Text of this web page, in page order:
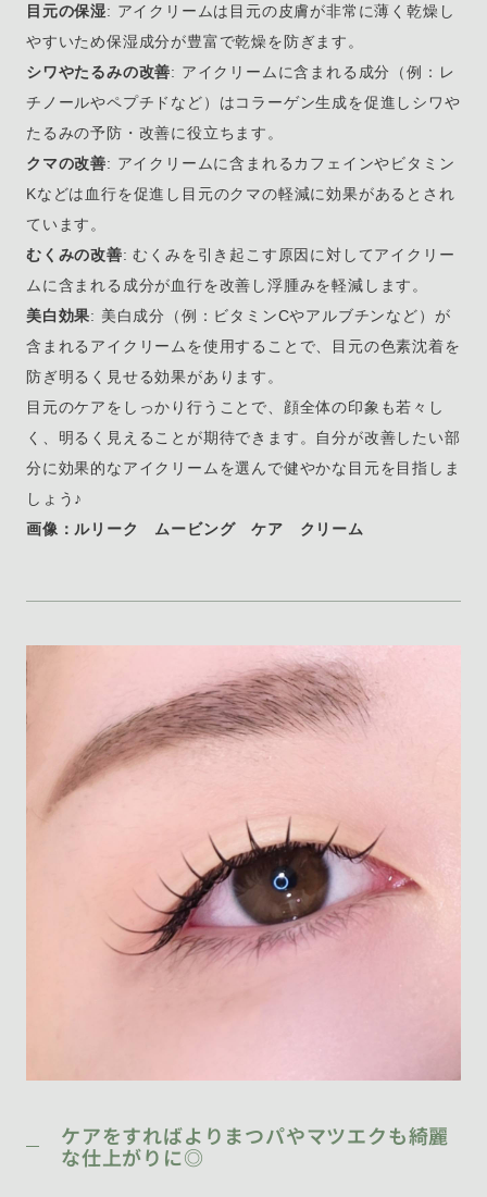
目元の保湿: アイクリームは目元の皮膚が非常に薄く乾燥し
やすいため保湿成分が豊富で乾燥を防ぎます。
シワやたるみの改善: アイクリームに含まれる成分（例：レ
チノールやペプチドなど）はコラーゲン生成を促進しシワや
たるみの予防・改善に役立ちます。
クマの改善: アイクリームに含まれるカフェインやビタミン
Kなどは血行を促進し目元のクマの軽減に効果があるとされ
ています。
むくみの改善: むくみを引き起こす原因に対してアイクリー
ムに含まれる成分が血行を改善し浮腫みを軽減します。
美白効果: 美白成分（例：ビタミンCやアルブチンなど）が
含まれるアイクリームを使用することで、目元の色素沈着を
防ぎ明るく見せる効果があります。
目元のケアをしっかり行うことで、顔全体の印象も若々し
く、明るく見えることが期待できます。自分が改善したい部
分に効果的なアイクリームを選んで健やかな目元を目指しま
しょう♪
画像：ルリーク ムービング ケア クリーム
ケアをすればよりまつパやマツエクも綺麗
な仕上がりに◎